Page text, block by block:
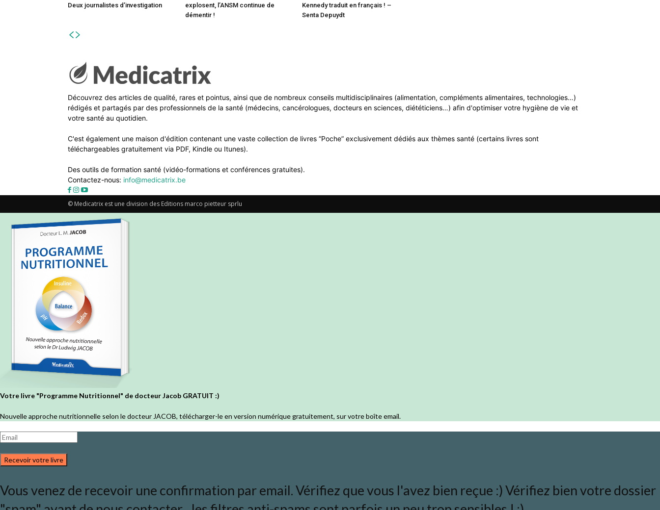
Deux journalistes d’investigation
explosent, l’ANSM continue de
démentir !
Kennedy traduit en français ! –
Senta Depuydt
Découvrez des articles de qualité, rares et pointus, ainsi que de nombreux conseils multidisciplinaires (alimentation, compléments alimentaires, technologies…)
rédigés et partagés par des professionnels de la santé (médecins, cancérologues, docteurs en sciences, diététiciens…) afin d'optimiser votre hygiène de vie et
votre santé au quotidien.
C'est également une maison d'édition contenant une vaste collection de livres “Poche” exclusivement dédiés aux thèmes santé (certains livres sont
téléchargeables gratuitement via PDF, Kindle ou Itunes).
Des outils de formation santé (vidéo-formations et conférences gratuites).
Contactez-nous: info@medicatrix.be
© Medicatrix est une division des Editions marco pietteur sprlu
Votre livre "Programme Nutritionnel" de docteur Jacob GRATUIT :)
Nouvelle approche nutritionnelle selon le docteur JACOB, télécharger-le en version numérique gratuitement, sur votre boîte email.
Recevoir votre livre
Vous venez de recevoir une confirmation par email. Vérifiez que vous l'avez bien reçue :) Vérifiez bien votre dossier